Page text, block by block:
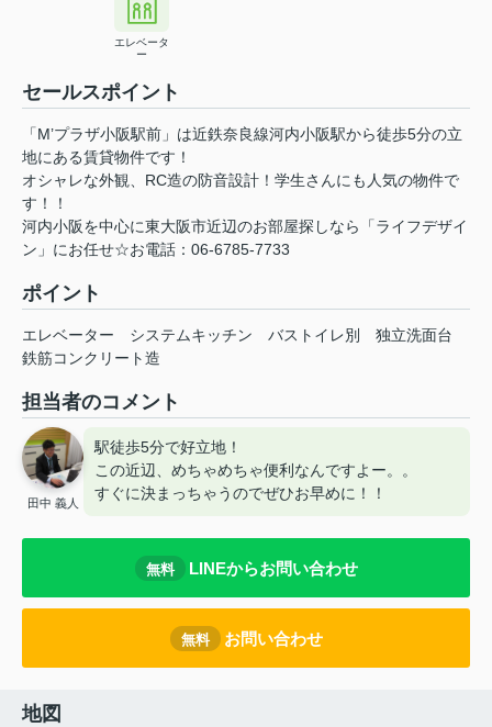
エレベータ
ー
セールスポイント
「M’プラザ小阪駅前」は近鉄奈良線河内小阪駅から徒歩5分の立
地にある賃貸物件です！
オシャレな外観、RC造の防音設計！学生さんにも人気の物件で
す！！
河内小阪を中心に東大阪市近辺のお部屋探しなら「ライフデザイ
ン」にお任せ☆お電話：06-6785-7733
ポイント
エレベーター システムキッチン バストイレ別
独立洗面台
鉄筋コンクリート造
担当者のコメント
田中 義人
駅徒歩5分で好立地！
この近辺、めちゃめちゃ便利なんですよー。。
すぐに決まっちゃうのでぜひお早めに！！
無料 LINEからお問い合わせ
無料 お問い合わせ
地図